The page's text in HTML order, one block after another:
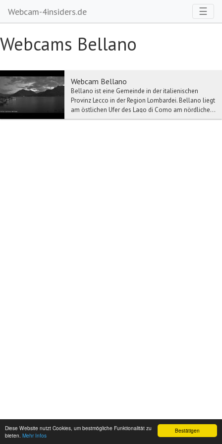
Bestätigen
Diese Website nutzt Cookies, um bestmögliche Funktionalität zu
bieten. Mehr Infos
Webcam-4insiders.de ☰
Webcams Bellano
Webcam Bellano
Bellano ist eine Gemeinde in der italienischen
Provinz Lecco in der Region Lombardei. Bellano liegt
am östlichen Ufer des Lago di Como am nördliche...